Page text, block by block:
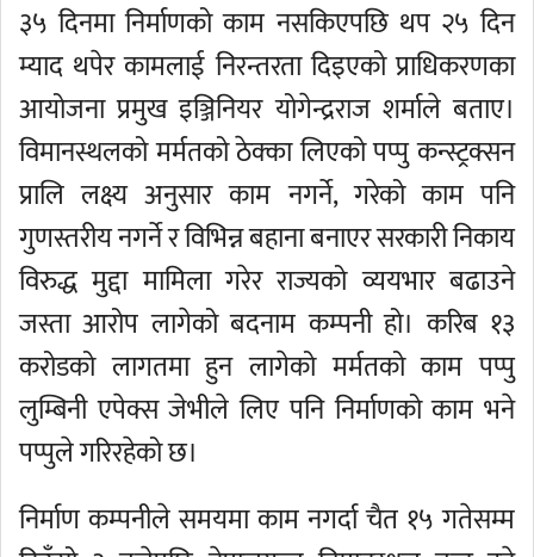
३५ दिनमा निर्माणको काम नसकिएपछि थप २५ दिन
म्याद थपेर कामलाई निरन्तरता दिइएको प्राधिकरणका
आयोजना प्रमुख इञ्जिनियर योगेन्द्रराज शर्माले बताए।
विमानस्थलको मर्मतको ठेक्का लिएको पप्पु कन्स्ट्रक्सन
प्रालि लक्ष्य अनुसार काम नगर्ने, गरेको काम पनि
गुणस्तरीय नगर्ने र विभिन्न बहाना बनाएर सरकारी निकाय
विरुद्ध मुद्दा मामिला गरेर राज्यको व्ययभार बढाउने
जस्ता आरोप लागेको बदनाम कम्पनी हो। करिब १३
करोडको लागतमा हुन लागेको मर्मतको काम पप्पु
लुम्बिनी एपेक्स जेभीले लिए पनि निर्माणको काम भने
पप्पुले गरिरहेको छ।
निर्माण कम्पनीले समयमा काम नगर्दा चैत १५ गतेसम्म